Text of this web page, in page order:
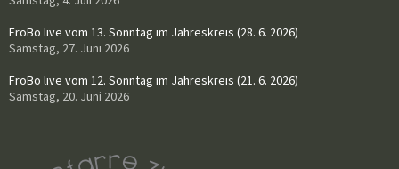
FroBo live vom 13. Sonntag im Jahreskreis (28. 6. 2026)
Samstag, 27. Juni 2026
FroBo live vom 12. Sonntag im Jahreskreis (21. 6. 2026)
Samstag, 20. Juni 2026